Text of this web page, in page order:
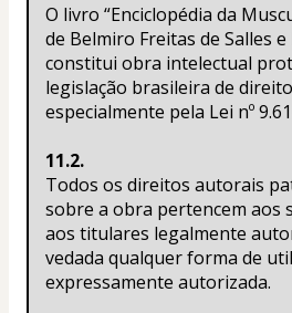
O livro “Enciclopédia da
de Belmiro Freitas de Salles
constitui obra intelectual
legislação brasileira de
especialmente pela Lei nº
11.2.
Todos os direitos autorais
sobre a obra pertencem aos
aos titulares legalmente
vedada qualquer forma de
expressamente autorizada.